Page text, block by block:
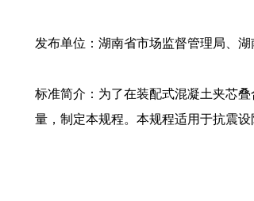
发布单位：湖南省市场监督管理局、
标准简介：为了在装配式混凝土夹芯
量，制定本规程。本规程适用于抗震